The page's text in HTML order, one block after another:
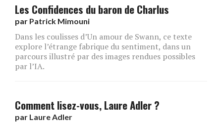
Les Confidences du baron de Charlus
par Patrick Mimouni
Dans les coulisses d’Un amour de Swann, ce texte
explore l’étrange fabrique du sentiment, dans un
parcours illustré par des images rendues possibles
par l’IA.
Comment lisez-vous, Laure Adler ?
par Laure Adler